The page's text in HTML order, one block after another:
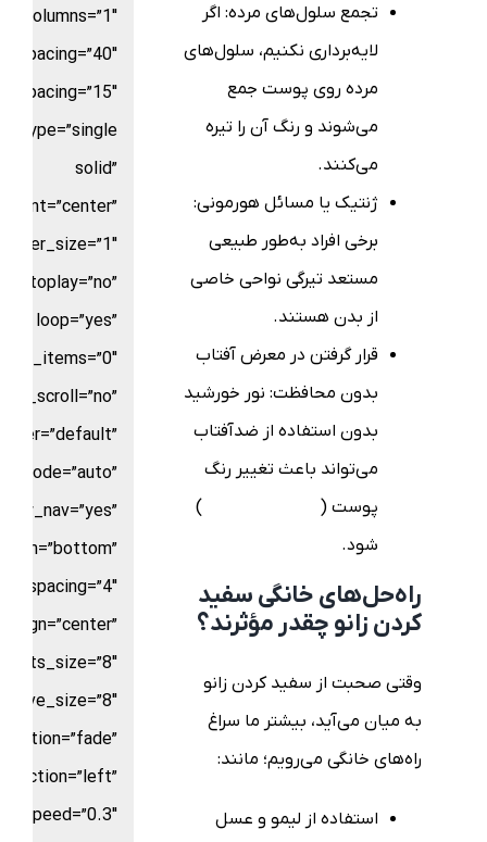
تجمع سلول‌های مرده: اگر
لایه‌برداری نکنیم، سلول‌های
مرده روی پوست جمع
می‌شوند و رنگ آن را تیره
می‌کنند.
ژنتیک یا مسائل هورمونی:
برخی افراد به‌طور طبیعی
مستعد تیرگی نواحی خاصی
از بدن هستند.
قرار گرفتن در معرض آفتاب
بدون محافظت: نور خورشید
بدون استفاده از ضدآفتاب
می‌تواند باعث تغییر رنگ
پوست (
)
شود.
راه‌حل‌های خانگی سفید
کردن زانو چقدر مؤثرند؟
وقتی صحبت از سفید کردن زانو
به میان می‌آید، بیشتر ما سراغ
راه‌های خانگی می‌رویم؛ مانند:
استفاده از لیمو و عسل
columns=”1″
solid”
autoplay=”no”
loop=”yes”
dots_size=”8″